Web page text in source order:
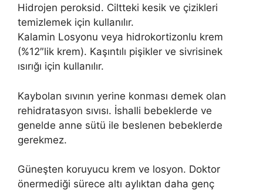
Hidrojen peroksid. Ciltteki kesik ve çizikleri
temizlemek için kullanılır.
Kalamin Losyonu veya hidrokortizonlu krem
(%12″lik krem). Kaşıntılı pişikler ve sivrisinek
ısırığı için kullanılır.
Kaybolan sıvının yerine konması demek olan
rehidratasyon sıvısı. İshalli bebeklerde ve
genelde anne sütü ile beslenen bebeklerde
gerekmez.
Güneşten koruyucu krem ve losyon. Doktor
önermediği sürece altı aylıktan daha genç